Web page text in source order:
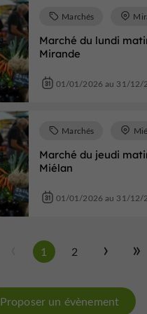
Marché du lundi
Mirande
Marchés
01/01/2026 au 31/12/
Marché du jeudi
Miélan
Marchés
01/01/2026 au 31/12/
1 2
Proposer un évènement